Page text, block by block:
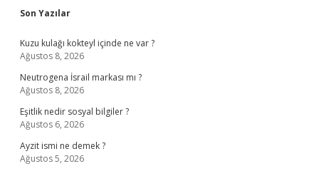
Sidebar
Son Yazılar
Kuzu kulağı kokteyl içinde ne var ?
Ağustos 8, 2026
Neutrogena İsrail markası mı ?
Ağustos 8, 2026
Eşitlik nedir sosyal bilgiler ?
Ağustos 6, 2026
Ayzit ismi ne demek ?
Ağustos 5, 2026